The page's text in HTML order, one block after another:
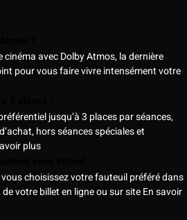
cinéma avec Dolby Atmos, la dernière
pour vous faire vivre intensément votre
jusqu’à 3 places par séances,
hors séances spéciales et
plus
choisissez votre fauteuil préféré dans
votre billet en ligne ou sur siteEn savoir